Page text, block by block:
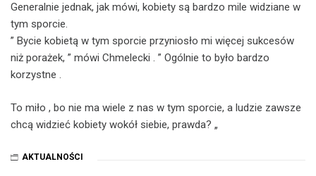
Generalnie jednak, jak mówi, kobiety są bardzo mile widziane w
tym sporcie.
” Bycie kobietą w tym sporcie przyniosło mi więcej sukcesów
niż porażek, ” mówi Chmelecki . ” Ogólnie to było bardzo
korzystne .
To miło , bo nie ma wiele z nas w tym sporcie, a ludzie zawsze
chcą widzieć kobiety wokół siebie, prawda? „
AKTUALNOŚCI